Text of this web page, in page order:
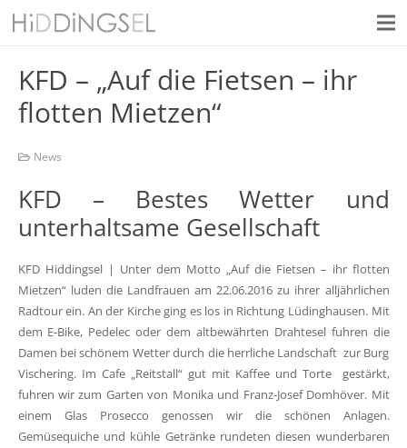
KFD – „Auf die Fietsen – ihr
flotten Mietzen“
News
KFD – Bestes Wetter und
unterhaltsame Gesellschaft
KFD Hiddingsel | Unter dem Motto „Auf die Fietsen – ihr flotten
Mietzen“ luden die Landfrauen am 22.06.2016 zu ihrer alljährlichen
Radtour ein. An der Kirche ging es los in Richtung Lüdinghausen. Mit
dem E-Bike, Pedelec oder dem altbewährten Drahtesel fuhren die
Damen bei schönem Wetter durch die herrliche Landschaft zur Burg
Vischering. Im Cafe „Reitstall“ gut mit Kaffee und Torte gestärkt,
fuhren wir zum Garten von Monika und Franz-Josef Domhöver. Mit
einem Glas Prosecco genossen wir die schönen Anlagen.
Gemüsequiche und kühle Getränke rundeten diesen wunderbaren